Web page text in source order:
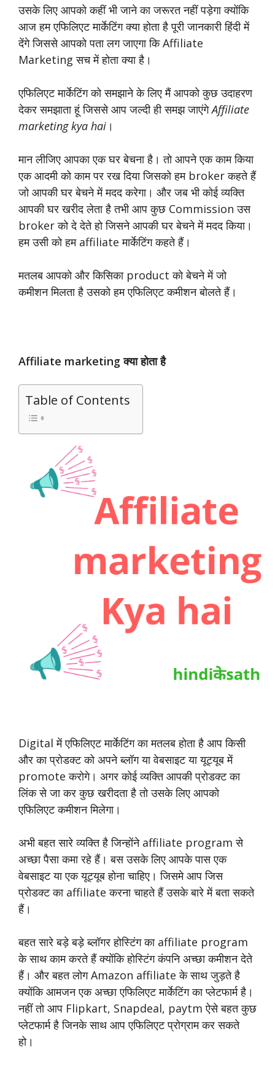
उसके लिए आपको कहीं भी जाने का जरूरत नहीं पड़ेगा क्योंकि
आज हम एफिलिएट मार्केटिंग क्या होता है पूरी जानकारी हिंदी में
देंगे जिससे आपको पता लग जाएगा कि Affiliate
Marketing सच में होता क्या है।
एफिलिएट मार्केटिंग को समझाने के लिए मैं आपको कुछ उदाहरण
देकर समझाता हूं जिससे आप जल्दी ही समझ जाएंगेAffiliate
marketing kya hai ।
मान लीजिए आपका एक घर बेचना है। तो आपने एक काम किया
एक आदमी को काम पर रख दिया जिसको हम broker कहते हैं
जो आपकी घर बेचने में मदद करेगा। और जब भी कोई व्यक्ति
आपकी घर खरीद लेता है तभी आप कुछ Commission उस
broker को दे देते हो जिसने आपकी घर बेचने में मदद किया।
हम उसी को हम affiliate मार्केटिंग कहते हैं।
मतलब आपको और किसिका product को बेचने में जो
कमीशन मिलता है उसको हम एफिलिएट कमीशन बोलते हैं।
Affiliate marketing क्या होता है
Table of Contents
Digital में एफिलिएट मार्केटिंग का मतलब होता है आप किसी
और का प्रोडक्ट को अपने ब्लॉग या वेबसाइट या यूट्यूब में
promote करोगे। अगर कोई व्यक्ति आपकी प्रोडक्ट का
लिंक से जा कर कुछ खरीदता है तो उसके लिए आपको
एफिलिएट कमीशन मिलेगा।
अभी बहत सारे व्यक्ति है जिन्होंने affiliate program से
अच्छा पैसा कमा रहे हैं। बस उसके लिए आपके पास एक
वेबसाइट या एक यूट्यूब होना चाहिए। जिसमे आप जिस
प्रोडक्ट का affiliate करना चाहते हैं उसके बारे में बता सकते
हैं।
बहत सारे बड़े बड़े ब्लॉगर होस्टिंग का affiliate program
के साथ काम करते हैं क्योंकि होस्टिंग कंपनि अच्छा कमीशन देते
हैं। और बहत लोग Amazon affiliate के साथ जुड़ते है
क्योंकि आमजन एक अच्छा एफिलिएट मार्केटिंग का प्लेटफार्म है।
नहीं तो आप Flipkart, Snapdeal, paytm ऐसे बहत कुछ
प्लेटफार्म है जिनके साथ आप एफिलिएट प्रोग्राम कर सकते
हो।